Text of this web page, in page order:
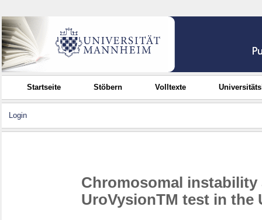
Startseite Stöbern Volltexte
Login
Chromosomal
UroVysionTM test in the